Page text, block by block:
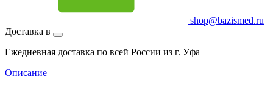
shop@bazismed.ru
Доставка в
Ежедневная доставка по всей России из г. Уфа
Описание